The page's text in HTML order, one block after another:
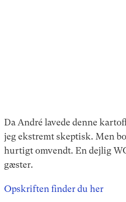
Da André lavede denne
jeg ekstremt skeptisk. Men
hurtigt omvendt. En dejlig
gæster.
Opskriften finder du her